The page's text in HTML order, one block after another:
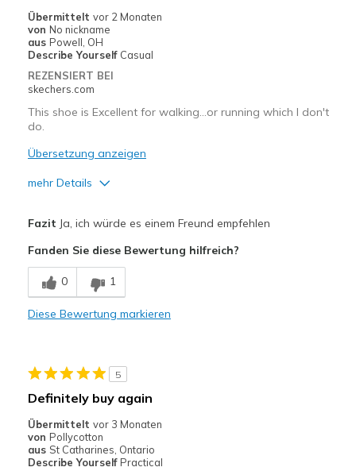
Übermittelt vor 2 Monaten
von No nickname
aus Powell, OH
Describe Yourself Casual
REZENSIERT BEI
skechers.com
This shoe is Excellent for walking…or running which I don't
do.
Übersetzung anzeigen
mehr Details
Breathe Well
Comfortable
Geeignete Verwendung
Travel
Fazit Ja, ich würde es einem Freund empfehlen
Fanden Sie diese Bewertung hilfreich?
0 1
Diese Bewertung markieren
5
Definitely buy again
Übermittelt vor 3 Monaten
von Pollycotton
aus St Catharines, Ontario
Describe Yourself Practical